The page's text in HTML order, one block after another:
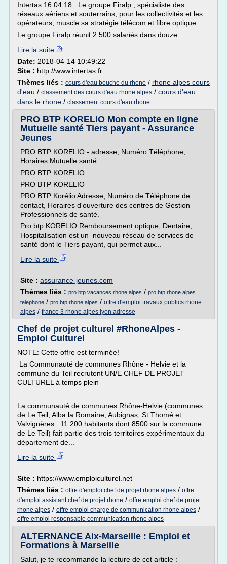
Intertas 16.04.18 : Le groupe Firalp , spécialiste des
réseaux aériens et souterrains, pour les collectivités et les
opérateurs, muscle sa stratégie télécom et fibre optique.
Le groupe Firalp réunit 2 500 salariés dans douze...
Lire la suite
Date: 2018-04-14 10:49:22
Site : http://www.intertas.fr
Thèmes liés : cours d'eau bouche du rhone / rhone alpes cours
d'eau / classement des cours d'eau rhone alpes / cours d'eau
dans le rhone / classement cours d'eau rhone
PRO BTP KORELIO Mon compte en ligne
Mutuelle santé Tiers payant - Assurance
Jeunes
PRO BTP KORELIO - adresse, Numéro Téléphone,
Horaires Mutuelle santé
PRO BTP KORELIO
PRO BTP KORELIO
PRO BTP Korélio Adresse, Numéro de Téléphone de
contact, Horaires d'ouverture des centres de Gestion
Professionnels de santé.
Pro btp KORELIO Remboursement optique, Dentaire,
Hospitalisation est un nouveau réseau de services de
santé dont le Tiers payant, qui permet aux...
Lire la suite
Site : assurance-jeunes.com
Thèmes liés : pro btp vacances rhone alpes / pro btp rhone alpes
telephone / pro btp rhone alpes / offre d'emploi travaux publics rhone
alpes / france 3 rhone alpes lyon adresse
Chef de projet culturel #RhoneAlpes -
Emploi Culturel
NOTE: Cette offre est terminée!
La Communauté de communes Rhône - Helvie et la
commune du Teil recrutent UN/E CHEF DE PROJET
CULTUREL à temps plein
La communauté de communes Rhône-Helvie (communes
de Le Teil, Alba la Romaine, Aubignas, St Thomé et
Valvignères : 11.200 habitants dont 8500 sur la commune
de Le Teil) fait partie des trois territoires expérimentaux du
département de...
Lire la suite
Site : https://www.emploiculturel.net
Thèmes liés : offre d'emploi chef de projet rhone alpes / offre
d'emploi assistant chef de projet rhone / offre emploi chef de projet
rhone alpes / offre emploi charge de communication rhone alpes /
offre emploi responsable communication rhone alpes
ALTERNANCE Aix-Marseille : Emploi et
Formations à Marseille
Salut, je te recommande la lecture de cet article :